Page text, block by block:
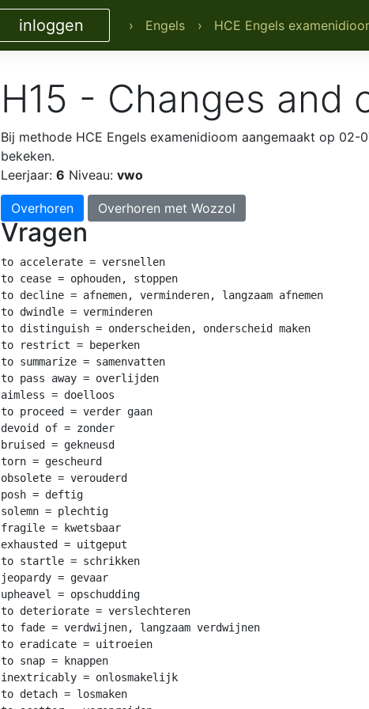
inloggen › Engels › HCE Engels
H15 - Changes and
Bij methode HCE Engels examenidioom aangemaakt op 02-
bekeken.
Leerjaar: 6 Niveau: vwo
Overhoren Overhoren met Wozzol
Vragen
to accelerate = versnellen
to cease = ophouden, stoppen
to decline = afnemen, verminderen, langzaam afnemen
to dwindle = verminderen
to distinguish = onderscheiden, onderscheid maken
to restrict = beperken
to summarize = samenvatten
to pass away = overlijden
aimless = doelloos
to proceed = verder gaan
devoid of = zonder
bruised = gekneusd
torn = gescheurd
obsolete = verouderd
posh = deftig
solemn = plechtig
fragile = kwetsbaar
exhausted = uitgeput
to startle = schrikken
jeopardy = gevaar
upheavel = opschudding
to deteriorate = verslechteren
to fade = verdwijnen, langzaam verdwijnen
to eradicate = uitroeien
to snap = knappen
inextricably = onlosmakelijk
to detach = losmaken